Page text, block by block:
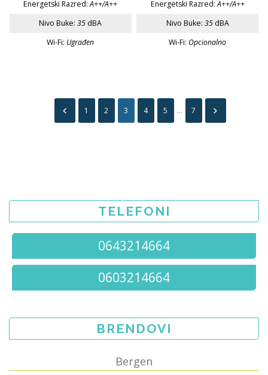
Energetski Razred: A++/A++
Nivo Buke: 35 dBA
Wi-Fi: Ugrađen
Energetski Razred: A++/A++
Nivo Buke: 35 dBA
Wi-Fi: Opcionalno
1 2 3 4 5 ... 7
TELEFONI
0643214664
0603214664
BRENDOVI
Bergen